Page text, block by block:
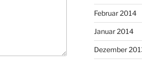
Februar 2014
Januar 2014
Dezember